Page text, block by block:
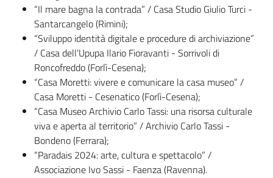
“Il mare bagna la contrada” / Casa Studio Giulio Turci -
Santarcangelo (Rimini);
“Sviluppo identità digitale e procedure di archiviazione”
/ Casa dell’Upupa Ilario Fioravanti - Sorrivoli di
Roncofreddo (Forlì-Cesena);
“Casa Moretti: vivere e comunicare la casa museo” /
Casa Moretti - Cesenatico (Forlì-Cesena);
“Casa Museo Archivio Carlo Tassi: una risorsa culturale
viva e aperta al territorio” / Archivio Carlo Tassi -
Bondeno (Ferrara);
“Paradais 2024: arte, cultura e spettacolo” /
Associazione Ivo Sassi - Faenza (Ravenna).